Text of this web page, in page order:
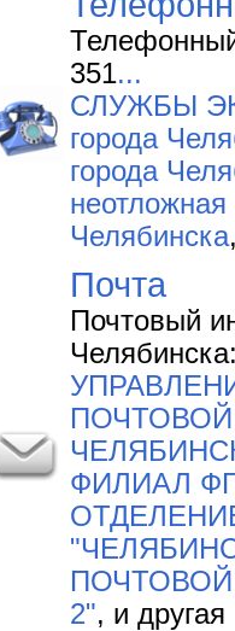
351...
СЛУЖБЫ
города
города
Челябинска
Почта
Почтовый
ФИЛИАЛ
2", и другая